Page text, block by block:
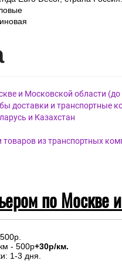
и Московской области
доставки и транспортные
и Казахстан
товаров из транспортных
по
- 500р+30р/км.
1-3 дня.